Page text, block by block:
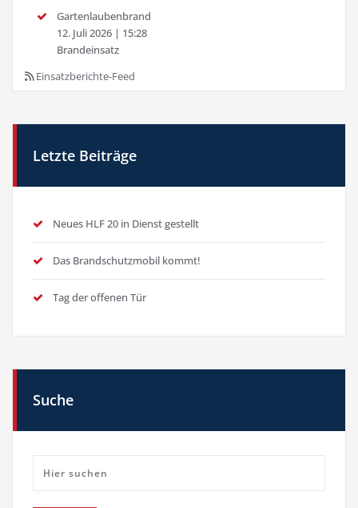
Gartenlaubenbrand
12. Juli 2026 | 15:28
Brandeinsatz
Einsatzberichte-Feed
Letzte Beiträge
Neues HLF 20 in Dienst gestellt
Das Brandschutzmobil kommt!
Tag der offenen Tür
Suche